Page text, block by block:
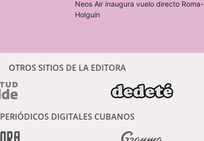
Neos Air inaugura vuelo directo Roma-
Holguín
OTROS SITIOS DE LA EDITORA
PERIÓDICOS DIGITALES CUBANOS